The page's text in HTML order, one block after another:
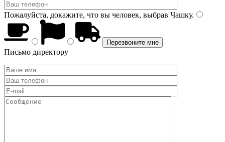
Пожалуйста, докажите, что вы человек, выбрав Чашку.
Письмо директору